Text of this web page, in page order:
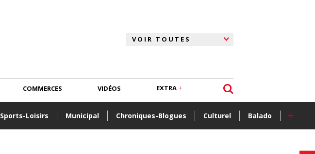
Sports-Loisirs Municipal Chroniques-Blogues Culturel Balado +
COMMERCES VIDÉOS EXTRA